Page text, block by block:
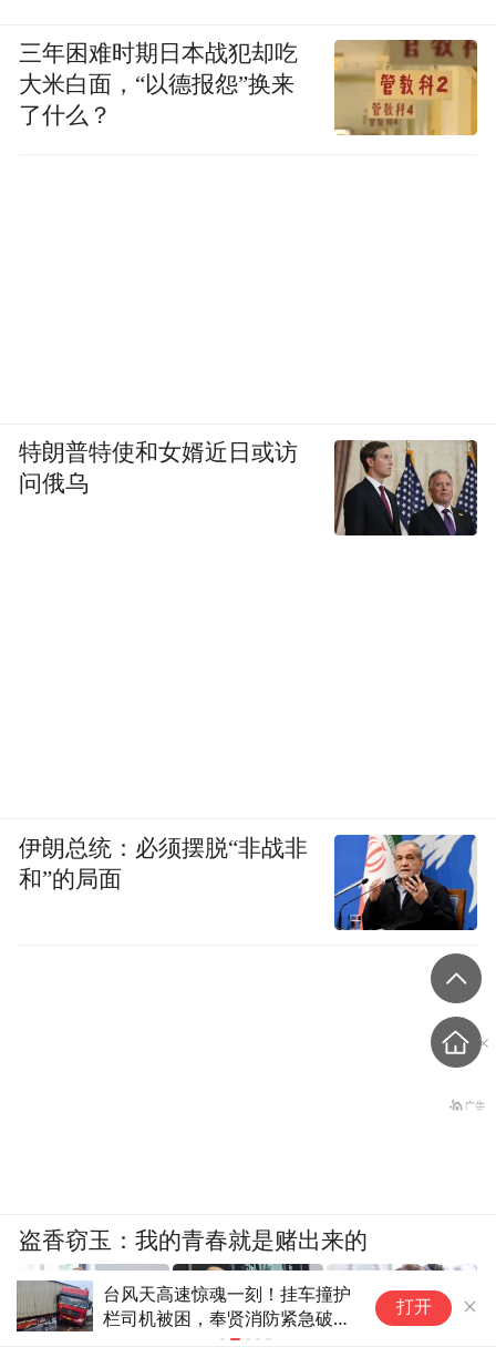
台风天高速惊魂一刻！挂车撞护
栏司机被困，奉贤消防紧急破拆
打开
三年困难时期日本战犯却吃
大米白面，“以德报怨”换来
了什么？
特朗普特使和女婿近日或访
问俄乌
伊朗总统：必须摆脱“非战非
和”的局面
盗香窃玉：我的青春就是赌出来的